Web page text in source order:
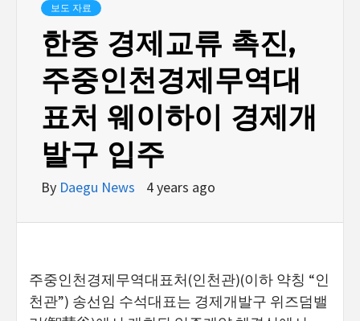
보도 자료
한중 경제교류 촉진,
주중인천경제무역대
표처 웨이하이 경제개
발구 입주
By Daegu News 4 years ago
주중인천경제무역대표처(인천관)(이하 약칭 “인
천관”) 송선임 수석대표는 경제개발구 위즈덤밸